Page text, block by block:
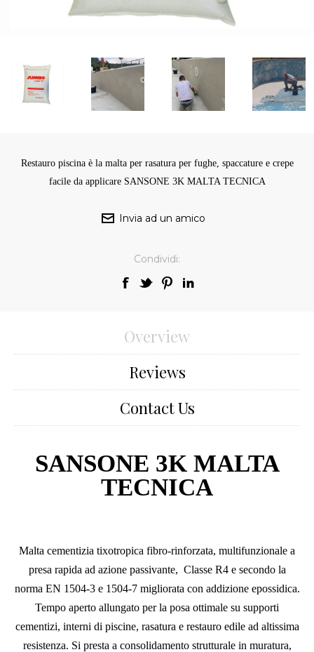
Restauro piscina è la malta per rasatura per fughe, spaccature e crepe
facile da applicare SANSONE 3K MALTA TECNICA
Condividi:
Overview
Reviews
Contact Us
SANSONE 3K MALTA
TECNICA
Malta cementizia tixotropica fibro-rinforzata, multifunzionale a
presa rapida ad azione passivante, Classe R4 e secondo la
norma EN 1504-3 e 1504-7 migliorata con addizione epossidica.
Tempo aperto allungato per la posa ottimale su supporti
cementizi, interni di piscine, rasatura e restauro edile ad altissima
resistenza. Si presta a consolidamento strutturale in muratura,